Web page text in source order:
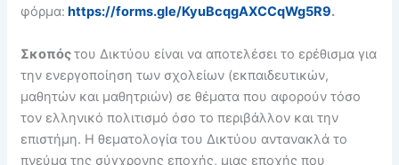
φόρμα: https://forms.gle/KyuBcqgAXCCqWg5R9.
Σκοπόςτου Δικτύου είναι να αποτελέσει το ερέθισμα για
την ενεργοποίηση των σχολείων (εκπαιδευτικών,
μαθητών και μαθητριών) σε θέματα που αφορούν τόσο
τον ελληνικό πολιτισμό όσο το περιβάλλον και την
επιστήμη. Η θεματολογία του Δικτύου αντανακλά το
πνεύμα της σύγχρονης εποχής, μιας εποχής που